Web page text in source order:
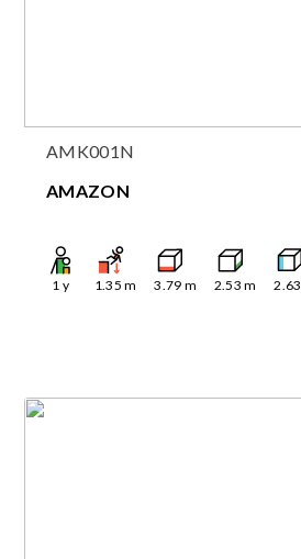
AMK001N
AMAZON
1 y 1.35 m 3.79 m 2.53 m 2.63